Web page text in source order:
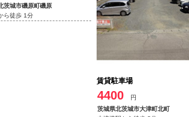
茨城市磯原町磯原
ら徒歩 1分
賃貸駐車場
4400
円
茨城県北茨城市大津町北町